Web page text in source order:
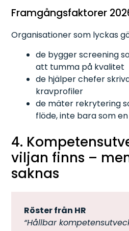
Framgångsfaktorer
Organisationer som lyckas
de bygger screening
att tumma på kvalitet
de hjälper chefer
kravprofiler
de mäter rekrytering
flöde, inte bara som
4.
viljan finns –
saknas
Röster från HR
“Hållbar